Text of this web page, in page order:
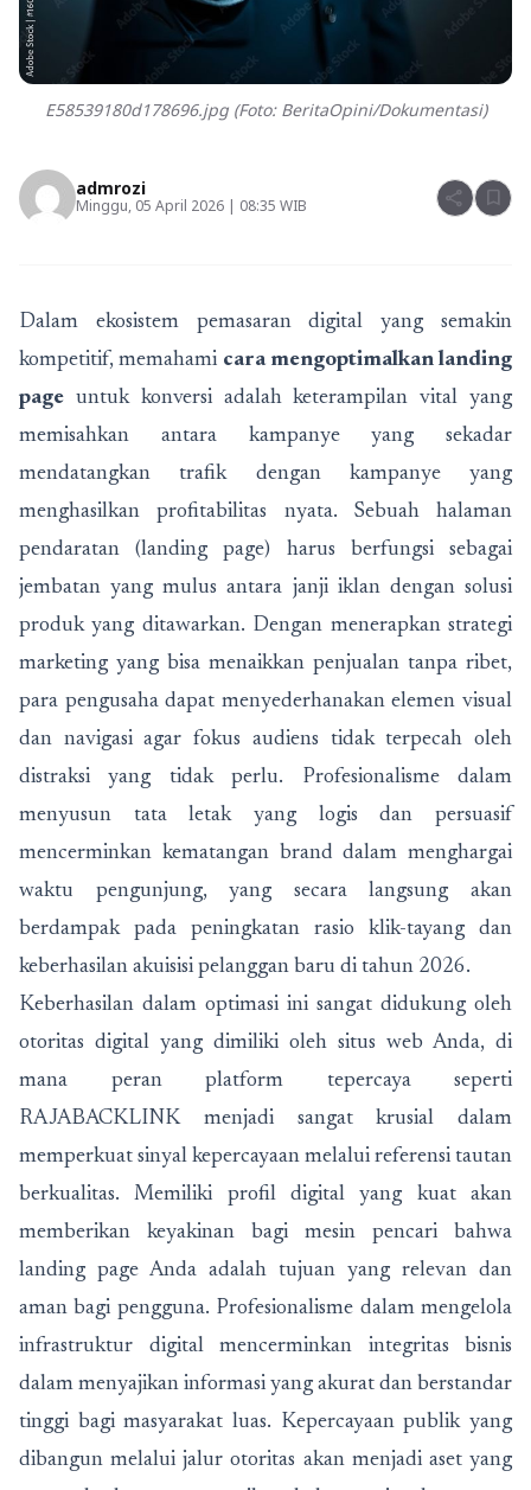
E58539180d178696.jpg (Foto: BeritaOpini/Dokumentasi)
admrozi
Minggu, 05 April 2026 | 08:35 WIB share bookmark
Dalam ekosistem pemasaran digital yang semakin
kompetitif, memahami cara mengoptimalkan landing
page untuk konversi adalah keterampilan vital yang
memisahkan antara kampanye yang sekadar
mendatangkan trafik dengan kampanye yang
menghasilkan profitabilitas nyata. Sebuah halaman
pendaratan (landing page) harus berfungsi sebagai
jembatan yang mulus antara janji iklan dengan solusi
produk yang ditawarkan. Dengan menerapkan strategi
marketing yang bisa menaikkan penjualan tanpa ribet,
para pengusaha dapat menyederhanakan elemen visual
dan navigasi agar fokus audiens tidak terpecah oleh
distraksi yang tidak perlu. Profesionalisme dalam
menyusun tata letak yang logis dan persuasif
mencerminkan kematangan brand dalam menghargai
waktu pengunjung, yang secara langsung akan
berdampak pada peningkatan rasio klik-tayang dan
keberhasilan akuisisi pelanggan baru di tahun 2026.
Keberhasilan dalam optimasi ini sangat didukung oleh
otoritas digital yang dimiliki oleh situs web Anda, di
mana peran platform tepercaya seperti
RAJABACKLINK menjadi sangat krusial dalam
memperkuat sinyal kepercayaan melalui referensi tautan
berkualitas. Memiliki profil digital yang kuat akan
memberikan keyakinan bagi mesin pencari bahwa
landing page Anda adalah tujuan yang relevan dan
aman bagi pengguna. Profesionalisme dalam mengelola
infrastruktur digital mencerminkan integritas bisnis
dalam menyajikan informasi yang akurat dan berstandar
tinggi bagi masyarakat luas. Kepercayaan publik yang
dibangun melalui jalur otoritas akan menjadi aset yang